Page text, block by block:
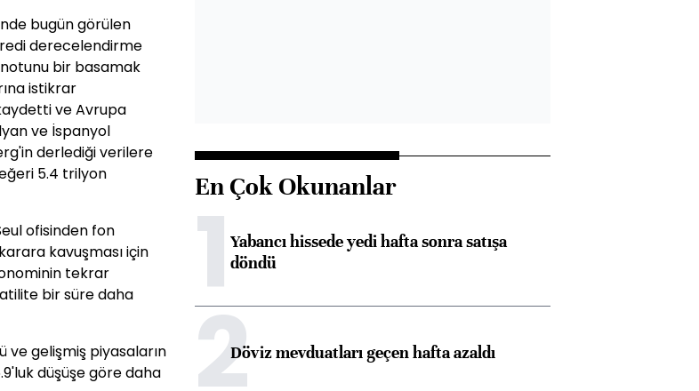
bugün görülen
derecelendirme
bir basamak
istikrar
ve Avrupa
ve İspanyol
derlediği verilere
5.4 trilyon
ofisinden fon
kavuşması için
tekrar
bir süre daha
ve gelişmiş piyasaların
düşüşe göre daha
En Çok Okunanlar
1Yabancı hissede yedi hafta sonra satışa
döndü
2Döviz mevduatları geçen hafta azaldı